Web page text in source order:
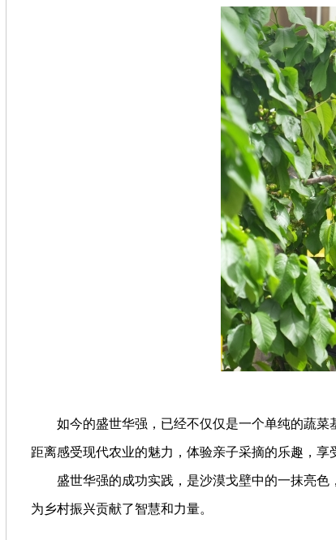
如今的盛世华强，已经不仅仅是一个单纯的蔬菜
距离感受现代农业的魅力，体验亲子采摘的乐趣，享
盛世华强的成功实践，是沙漠戈壁中的一抹亮色
为乡村振兴贡献了智慧和力量。